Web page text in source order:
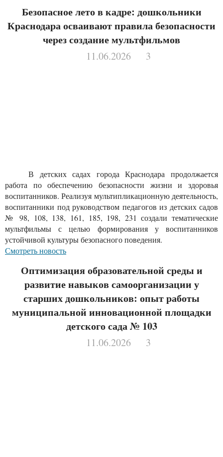
Безопасное лето в кадре: дошкольники
Краснодара осваивают правила безопасности
через создание мультфильмов
11.06.2026 3
В детских садах города Краснодара продолжается
работа по обеспечению безопасности жизни и здоровья
воспитанников. Реализуя мультипликационную деятельность,
воспитанники под руководством педагогов из детских садов
№ 98, 108, 138, 161, 185, 198, 231 создали тематические
мультфильмы с целью формирования у воспитанников
устойчивой культуры безопасного поведения.
Смотреть новость
Оптимизация образовательной среды и
развитие навыков самоорганизации у
старших дошкольников: опыт работы
муниципальной инновационной площадки
детского сада № 103
11.06.2026 3